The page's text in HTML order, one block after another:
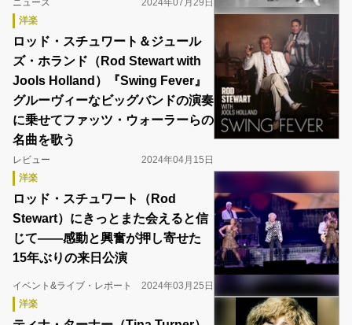
ニュース
2024年07月29日
洋楽
ロッド・スチュワート＆ジュール
ズ・ホランド（Rod Stewart with
Jools Holland）『Swing Fever』
グルーヴィーなビッグバンドの演奏
に乗せてファッツ・ウォーラーらの
名曲を歌う
レビュー
2024年04月15日
洋楽
ロッド・スチュワート（Rod
Stewart）にきっとまた会えると信
じて――感動と興奮が押し寄せた
15年ぶりの来日公演
イベント&ライブ・レポート
2024年03月25日
洋楽